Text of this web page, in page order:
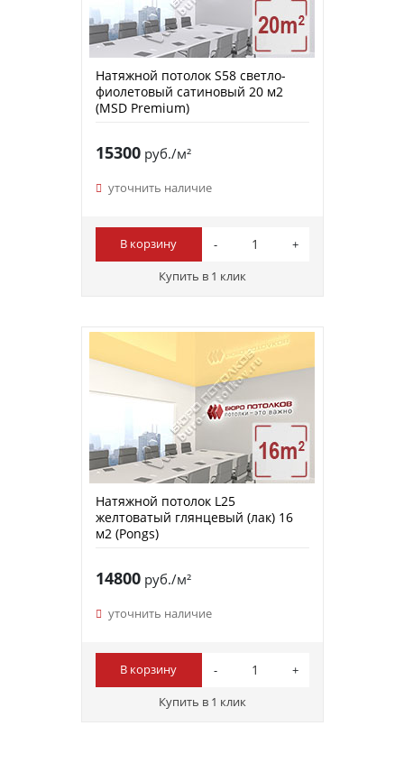
Натяжной потолок S58 светло-
фиолетовый сатиновый 20 м2
(MSD Premium)
15300руб./м²
уточнить наличие
В корзину
Купить в 1 клик
Натяжной потолок L25
желтоватый глянцевый (лак) 16
м2 (Pongs)
14800руб./м²
уточнить наличие
В корзину
Купить в 1 клик